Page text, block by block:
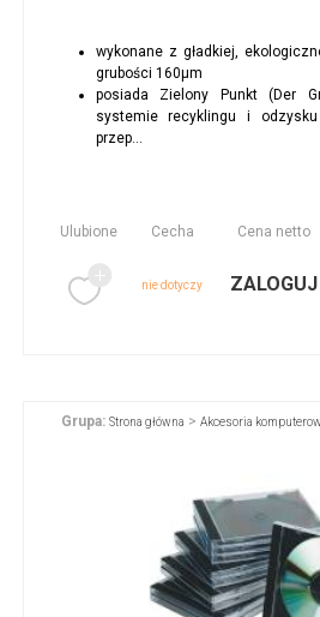
wykonane z gładkiej,
grubości 160μm
posiada Zielony Punkt (Der
systemie recyklingu i
przep...
Ulubione Cecha Cena netto
nie dotyczy ZALOGUJ
Grupa: Strona główna > Akcesoria